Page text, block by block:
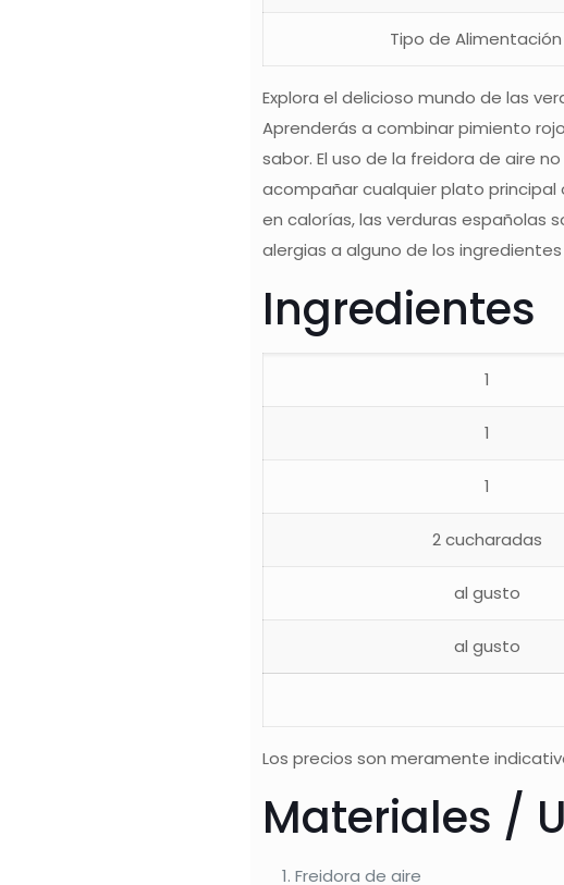
Tipo de Alimentación
Explora el delicioso mundo de las
Aprenderás a combinar pimiento
sabor. El uso de la freidora de aire
acompañar cualquier plato
en calorías, las verduras españolas
alergias a alguno de los
Ingredientes
1
1
1
2 cucharadas
al gusto
al gusto
Los precios son meramente
Materiales /
Freidora de aire